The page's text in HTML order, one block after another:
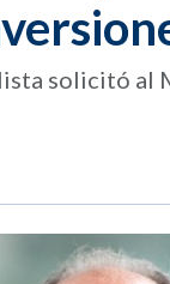
solicitó al